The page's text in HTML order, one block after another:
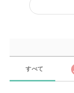
すべて